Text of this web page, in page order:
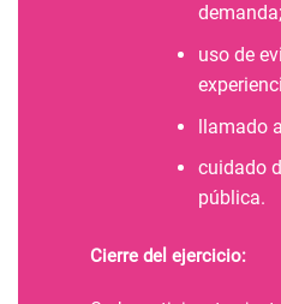
demanda;
uso de
llamado
cuidado
pública.
Cierre del ejercicio: